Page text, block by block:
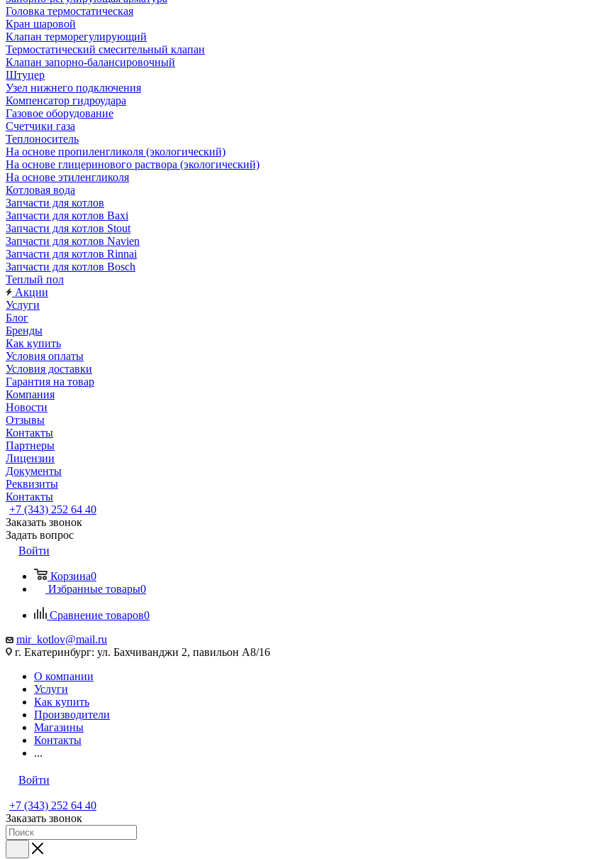
Головка термостатическая
Кран шаровой
Клапан терморегулирующий
Термостатический смесительный клапан
Клапан запорно-балансировочный
Штуцер
Узел нижнего подключения
Компенсатор гидроудара
Газовое оборудование
Счетчики газа
Теплоноситель
На основе пропиленгликоля (экологический)
На основе глицеринового раствора (экологический)
На основе этиленгликоля
Котловая вода
Запчасти для котлов
Запчасти для котлов Baxi
Запчасти для котлов Stout
Запчасти для котлов Navien
Запчасти для котлов Rinnai
Запчасти для котлов Bosch
Теплый пол
Акции
Услуги
Блог
Бренды
Как купить
Условия оплаты
Условия доставки
Гарантия на товар
Компания
Новости
Отзывы
Контакты
Партнеры
Лицензии
Документы
Реквизиты
Контакты
+7 (343) 252 64 40
Заказать звонок
Задать вопрос
Войти
Корзина0
Избранные товары0
Сравнение товаров0
mir_kotlov@mail.ru
г. Екатеринбург: ул. Бахчиванджи 2, павильон А8/16
О компании
Услуги
Как купить
Производители
Магазины
Контакты
...
Войти
+7 (343) 252 64 40
Заказать звонок